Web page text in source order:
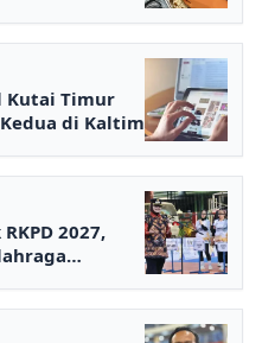
Kutai Timur
di Kaltim
2027,